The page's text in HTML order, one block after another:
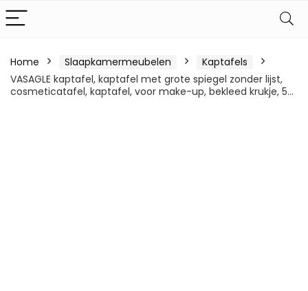
Home Slaapkamermeubelen
Kaptafels
VASAGLE kaptafel, kaptafel met grote spiegel zonder lijst,
cosmeticatafel, kaptafel, voor make-up, bekleed krukje, 5…